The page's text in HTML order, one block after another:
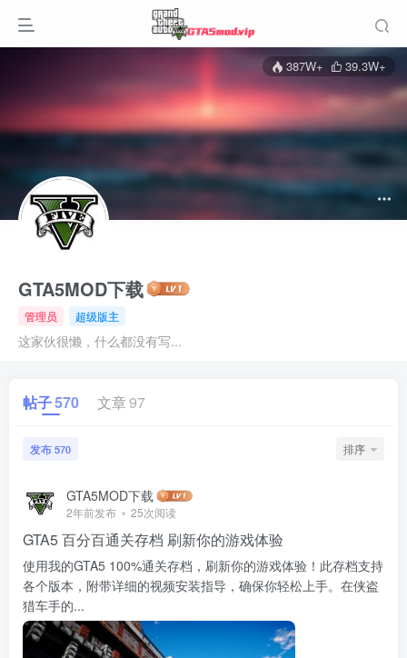
387W+ 39.3W+
GTA5MOD下载
管理员 超级版主
这家伙很懒，什么都没有写...
帖子570 文章97
发布 570 排序
GTA5MOD下载
2年前发布 25次阅读
GTA5 百分百通关存档 刷新你的游戏体验
使用我的GTA5 100%通关存档，刷新你的游戏体验！此存档支持
各个版本，附带详细的视频安装指导，确保你轻松上手。在侠盗
猎车手的...